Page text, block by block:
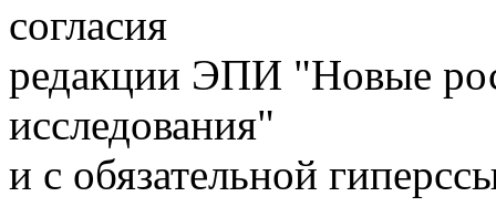
согласия
редакции ЭПИ "Новые
исследования"
и с обязательной